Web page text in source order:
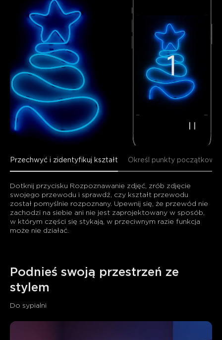
Przechwyć i zidentyfikuj kształt Określ punkty początkowy
Dotknij przycisku Rozpoznawanie zdjęć, zrób zdjęcie
swojego przewodu i sprawdź, czy kształt przewodu
został pomyślnie rozpoznany. Upewnij się, że przewód nie
zachodzi na siebie ani nie jest zaprojektowany w sposób,
w którym części się stykają, w przeciwnym razie funkcja
może nie działać.
Podnieś swoją przestrzeń ze
stylem
Do sypialni